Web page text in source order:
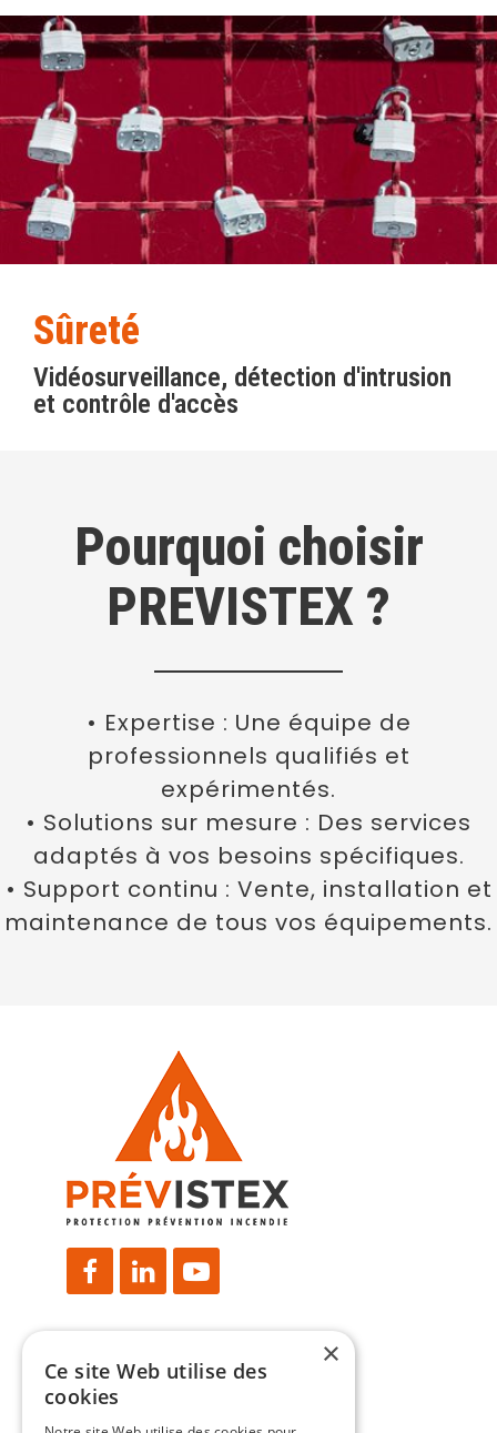
Sûreté
Vidéosurveillance, détection d'intrusion
et contrôle d'accès
Pourquoi choisir
PREVISTEX ?
• Expertise : Une équipe de
professionnels qualifiés et
expérimentés.
• Solutions sur mesure : Des services
adaptés à vos besoins spécifiques.
• Support continu : Vente, installation et
maintenance de tous vos équipements.
FacebookLinkedIn
Nous contacter ×
Ce site Web utilise des
cookies